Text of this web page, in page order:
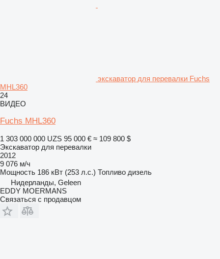
экскаватор для перевалки Fuchs
MHL360
24
ВИДЕО
Fuchs MHL360
1 303 000 000 UZS 95 000 € ≈ 109 800 $
Экскаватор для перевалки
2012
9 076 м/ч
Мощность 186 кВт (253 л.с.) Топливо дизель
Нидерланды, Geleen
EDDY MOERMANS
Связаться с продавцом